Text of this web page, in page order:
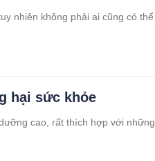
nhiên không phải ai cũng có thể
hại sức khỏe
cao, rất thích hợp với những